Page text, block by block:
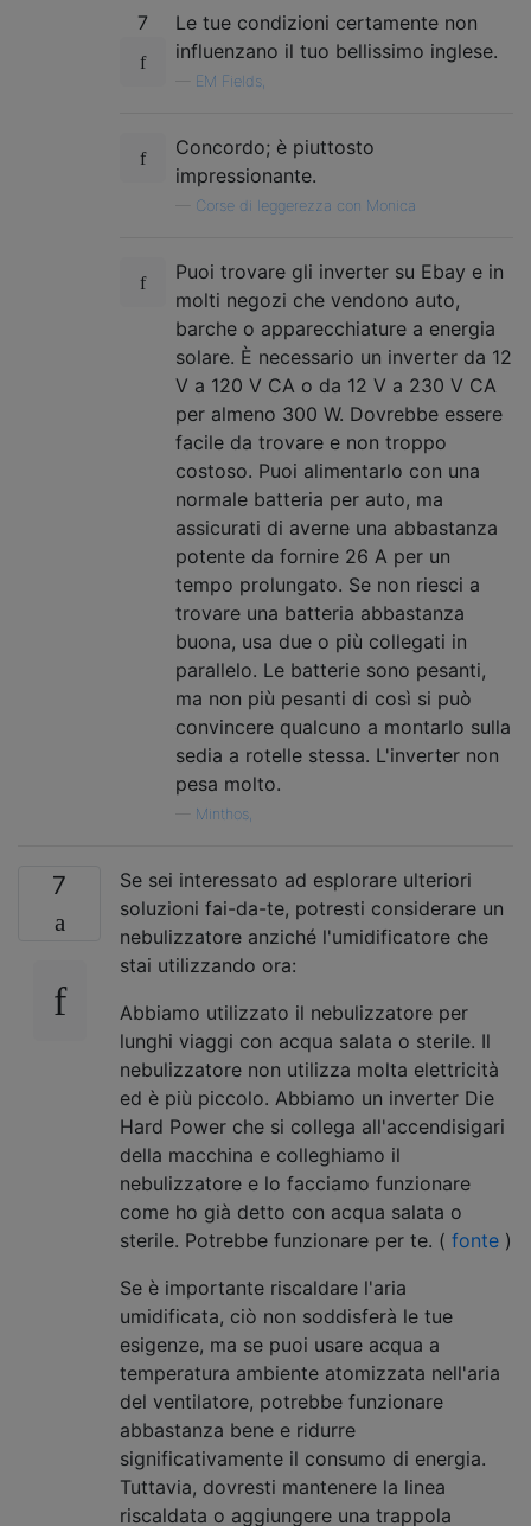
7
Le tue condizioni certamente non
influenzano il tuo bellissimo inglese.
EM Fields,
Concordo; è piuttosto
impressionante.
Corse di leggerezza con Monica
Puoi trovare gli inverter su Ebay e in
molti negozi che vendono auto,
barche o apparecchiature a energia
solare. È necessario un inverter da 12
V a 120 V CA o da 12 V a 230 V CA
per almeno 300 W. Dovrebbe essere
facile da trovare e non troppo
costoso. Puoi alimentarlo con una
normale batteria per auto, ma
assicurati di averne una abbastanza
potente da fornire 26 A per un
tempo prolungato. Se non riesci a
trovare una batteria abbastanza
buona, usa due o più collegati in
parallelo. Le batterie sono pesanti,
ma non più pesanti di così si può
convincere qualcuno a montarlo sulla
sedia a rotelle stessa. L'inverter non
pesa molto.
Minthos,
7
Se sei interessato ad esplorare ulteriori
soluzioni fai-da-te, potresti considerare un
nebulizzatore anziché l'umidificatore che
stai utilizzando ora:
Abbiamo utilizzato il nebulizzatore per
lunghi viaggi con acqua salata o sterile. Il
nebulizzatore non utilizza molta elettricità
ed è più piccolo. Abbiamo un inverter Die
Hard Power che si collega all'accendisigari
della macchina e colleghiamo il
nebulizzatore e lo facciamo funzionare
come ho già detto con acqua salata o
sterile. Potrebbe funzionare per te. ( fonte )
Se è importante riscaldare l'aria
umidificata, ciò non soddisferà le tue
esigenze, ma se puoi usare acqua a
temperatura ambiente atomizzata nell'aria
del ventilatore, potrebbe funzionare
abbastanza bene e ridurre
significativamente il consumo di energia.
Tuttavia, dovresti mantenere la linea
riscaldata o aggiungere una trappola